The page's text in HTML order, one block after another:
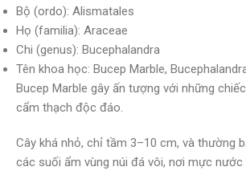
Bộ (ordo): Alismatales
Họ (familia): Araceae
Chi (genus): Bucephalandra
Tên khoa học: Bucep Marble,
Bucep Marble gây ấn tượng với những
cẩm thạch độc đáo.
Cây khá nhỏ, chỉ tầm 3–10 cm, và thường
các suối ẩm vùng núi đá vôi, nơi mực